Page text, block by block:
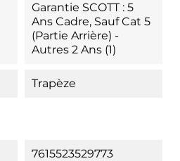
Garantie SCOTT : 5
Ans Cadre, Sauf Cat 5
(partie Arrière) -
Autres 2 Ans (1)
Trapèze
7615523529773